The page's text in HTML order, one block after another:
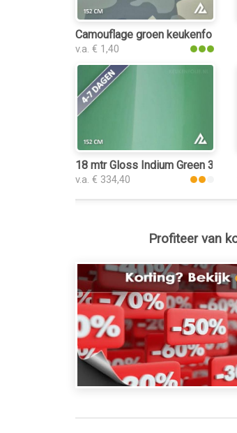
Camouflage groen keukenfolie
v.a. € 1,40
18 mtr Gloss Indium Green
v.a. € 334,40
Profiteer van